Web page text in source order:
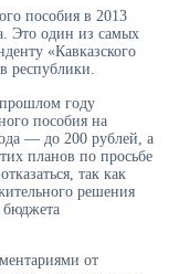
пособия в 2013
Это один из самых
«Кавказского
республики.
году
пособия на
— до 200 рублей, а
планов по просьбе
так как
решения
бюджета
от